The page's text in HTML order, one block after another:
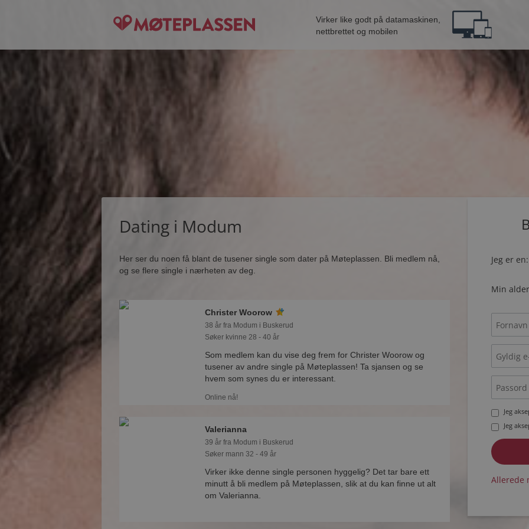
Virker like godt på datamaskinen,
nettbrettet og mobilen
Dating i Modum
Her ser du noen få blant de tusener single som dater på Møteplassen. Bli medlem nå,
og se flere single i nærheten av deg.
Christer Woorow
38 år fra Modum i Buskerud
Søker kvinne 28 - 40 år
Som medlem kan du vise deg frem for Christer Woorow og
tusener av andre single på Møteplassen! Ta sjansen og se
hvem som synes du er interessant.
Online nå!
Valerianna
39 år fra Modum i Buskerud
Søker mann 32 - 49 år
Virker ikke denne single personen hyggelig? Det tar bare ett
minutt å bli medlem på Møteplassen, slik at du kan finne ut alt
om Valerianna.
Jeg er en:
Min
Jeg
Jeg
Allerede